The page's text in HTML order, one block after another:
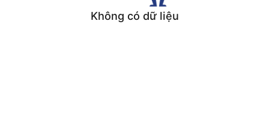
Không có dữ liệu